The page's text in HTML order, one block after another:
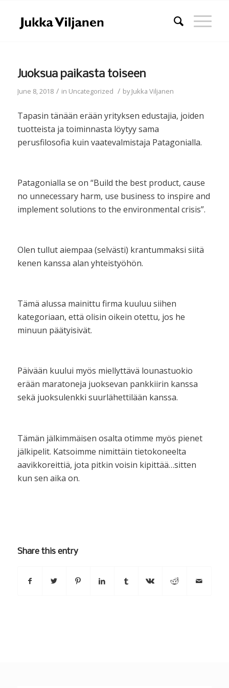
Juoksua paikasta toiseen
June 8, 2018 / in Uncategorized / byJukka Viljanen
Tapasin tänään erään yrityksen edustajia, joiden
tuotteista ja toiminnasta löytyy sama
perusfilosofia kuin vaatevalmistaja Patagonialla.
Patagonialla se on “Build the best product, cause
no unnecessary harm, use business to inspire and
implement solutions to the environmental crisis”.
Olen tullut aiempaa (selvästi) krantummaksi siitä
kenen kanssa alan yhteistyöhön.
Tämä alussa mainittu firma kuuluu siihen
kategoriaan, että olisin oikein otettu, jos he
minuun päätyisivät.
Päivään kuului myös miellyttävä lounastuokio
erään maratoneja juoksevan pankkiirin kanssa
sekä juoksulenkki suurlähettilään kanssa.
Tämän jälkimmäisen osalta otimme myös pienet
jälkipelit. Katsoimme nimittäin tietokoneelta
aavikkoreittiä, jota pitkin voisin kipittää…sitten
kun sen aika on.
Share this entry